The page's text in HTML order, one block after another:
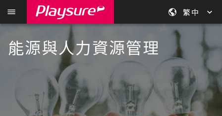
繁中
能源與人力資源管理